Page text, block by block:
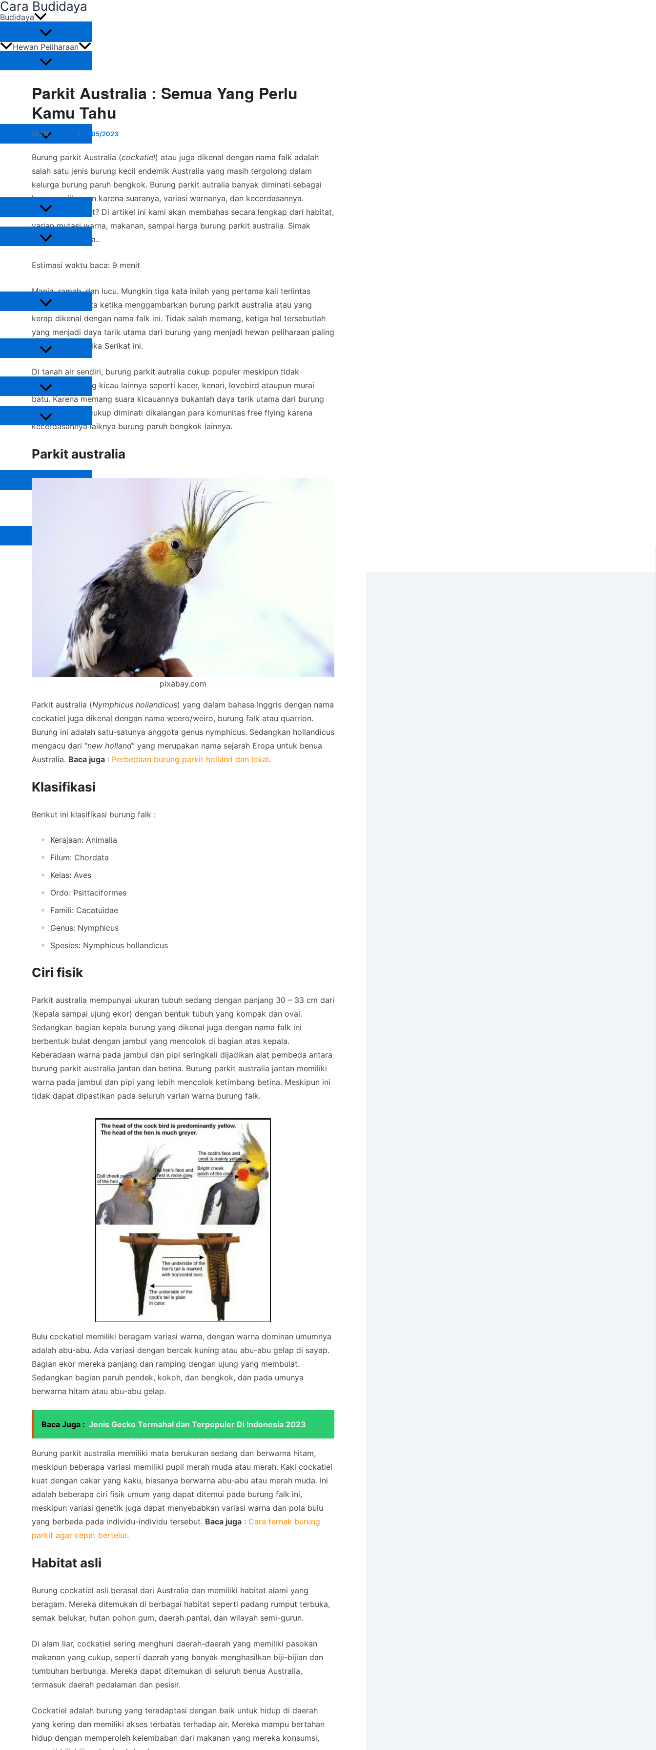
Lewati
ke
Cara Budidaya
Budidaya
Hewan Peliharaan
Lain-Lain
Tanaman
Tanaman Hias
Tanaman Pangan
Tanaman Perkebunan
Tanaman Sayuran
Perawatan
Hewan Peliharaan
Reptil
Tanaman
Tanaman Buah
Tanaman Hias
Urban Farming
Informasi
Hewan Peliharaan
Burung
Reptil
Lain-Lain
Parkit Australia : Semua Yang Perlu
Kamu Tahu
OLEHREDAKSI / 16/05/2023
Burung parkit Australia (cockatiel) atau juga dikenal dengan nama falk adalah
salah satu jenis burung kecil endemik Australia yang masih tergolong dalam
kelurga burung paruh bengkok. Burung parkit autralia banyak diminati sebagai
hewan peliharaan karena suaranya, variasi warnanya, dan kecerdasannya.
Tertarik merawat? Di artikel ini kami akan membahas secara lengkap dari habitat,
varian mutasi warna, makanan, sampai harga burung parkit australia. Simak
sampai habis yaa..
Estimasi waktu baca: 9 menit
Manja, ramah, dan lucu. Mungkin tiga kata inilah yang pertama kali terlintas
dalam pikiran kita ketika menggambarkan burung parkit australia atau yang
kerap dikenal dengan nama falk ini. Tidak salah memang, ketiga hal tersebutlah
yang menjadi daya tarik utama dari burung yang menjadi hewan peliharaan paling
populer di Amerika Serikat ini.
Di tanah air sendiri, burung parkit autralia cukup populer meskipun tidak
sepopuler burung kicau lainnya seperti kacer, kenari, lovebird ataupun murai
batu. Karena memang suara kicauannya bukanlah daya tarik utama dari burung
ini. Burung falk cukup diminati dikalangan para komunitas free flying karena
kecerdasannya laiknya burung paruh bengkok lainnya.
Parkit australia
pixabay.com
Parkit australia (Nymphicus hollandicus) yang dalam bahasa Inggris dengan nama
cockatiel juga dikenal dengan nama weero/weiro, burung falk atau quarrion.
Burung ini adalah satu-satunya anggota genus nymphicus. Sedangkan hollandicus
mengacu dari “new holland” yang merupakan nama sejarah Eropa untuk benua
Australia. Baca juga : Perbedaan burung parkit holland dan lokal.
Klasifikasi
Berikut ini klasifikasi burung falk :
Kerajaan: Animalia
Filum: Chordata
Kelas: Aves
Ordo: Psittaciformes
Famili: Cacatuidae
Genus: Nymphicus
Spesies: Nymphicus hollandicus
Ciri fisik
Parkit australia mempunyai ukuran tubuh sedang dengan panjang 30 – 33 cm dari
(kepala sampai ujung ekor) dengan bentuk tubuh yang kompak dan oval.
Sedangkan bagian kepala burung yang dikenal juga dengan nama falk ini
berbentuk bulat dengan jambul yang mencolok di bagian atas kepala.
Keberadaan warna pada jambul dan pipi seringkali dijadikan alat pembeda antara
burung parkit australia jantan dan betina. Burung parkit australia jantan memiliki
warna pada jambul dan pipi yang lebih mencolok ketimbang betina. Meskipun ini
tidak dapat dipastikan pada seluruh varian warna burung falk.
Bulu cockatiel memiliki beragam variasi warna, dengan warna dominan umumnya
adalah abu-abu. Ada variasi dengan bercak kuning atau abu-abu gelap di sayap.
Bagian ekor mereka panjang dan ramping dengan ujung yang membulat.
Sedangkan bagian paruh pendek, kokoh, dan bengkok, dan pada umunya
berwarna hitam atau abu-abu gelap.
Baca Juga : Jenis Gecko Termahal dan Terpopuler Di Indonesia 2023
Burung parkit australia memiliki mata berukuran sedang dan berwarna hitam,
meskipun beberapa variasi memiliki pupil merah muda atau merah. Kaki cockatiel
kuat dengan cakar yang kaku, biasanya berwarna abu-abu atau merah muda. Ini
adalah beberapa ciri fisik umum yang dapat ditemui pada burung falk ini,
meskipun variasi genetik juga dapat menyebabkan variasi warna dan pola bulu
yang berbeda pada individu-individu tersebut. Baca juga : Cara ternak burung
parkit agar cepat bertelur.
Habitat asli
Burung cockatiel asli berasal dari Australia dan memiliki habitat alami yang
beragam. Mereka ditemukan di berbagai habitat seperti padang rumput terbuka,
semak belukar, hutan pohon gum, daerah pantai, dan wilayah semi-gurun.
Di alam liar, cockatiel sering menghuni daerah-daerah yang memiliki pasokan
makanan yang cukup, seperti daerah yang banyak menghasilkan biji-bijian dan
tumbuhan berbunga. Mereka dapat ditemukan di seluruh benua Australia,
termasuk daerah pedalaman dan pesisir.
Cockatiel adalah burung yang teradaptasi dengan baik untuk hidup di daerah
yang kering dan memiliki akses terbatas terhadap air. Mereka mampu bertahan
hidup dengan memperoleh kelembaban dari makanan yang mereka konsumsi,